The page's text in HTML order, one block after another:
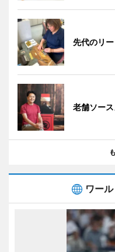
先代のリ
老舗ソー
ワー